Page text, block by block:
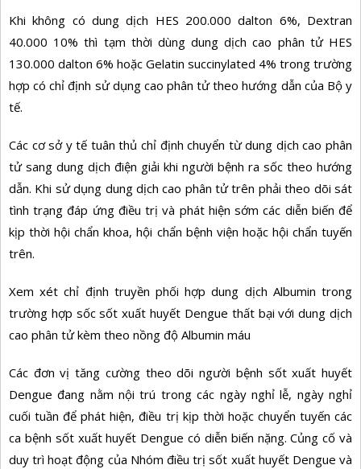
Khi không có dung dịch HES 200.000 dalton 6%, Dextran
40.000 10% thì tạm thời dùng dung dịch cao phân tử HES
130.000 dalton 6% hoặc Gelatin succinylated 4% trong trường
hợp có chỉ định sử dụng cao phân tử theo hướng dẫn của Bộ y
tế.
Các cơ sở y tế tuân thủ chỉ định chuyển từ dung dịch cao phân
tử sang dung dịch điện giải khi người bệnh ra sốc theo hướng
dẫn. Khi sử dụng dung dịch cao phân tử trên phải theo dõi sát
tình trạng đáp ứng điều trị và phát hiện sớm các diễn biến để
kịp thời hội chẩn khoa, hội chẩn bệnh viện hoặc hội chẩn tuyến
trên.
Xem xét chỉ định truyền phối hợp dung dịch Albumin trong
trường hợp sốc sốt xuất huyết Dengue thất bại với dung dịch
cao phân tử kèm theo nồng độ Albumin máu
Các đơn vị tăng cường theo dõi người bệnh sốt xuất huyết
Dengue đang nằm nội trú trong các ngày nghỉ lễ, ngày nghỉ
cuối tuần để phát hiện, điều trị kịp thời hoặc chuyển tuyến các
ca bệnh sốt xuất huyết Dengue có diễn biến nặng. Củng cố và
duy trì hoạt động của Nhóm điều trị sốt xuất huyết Dengue và